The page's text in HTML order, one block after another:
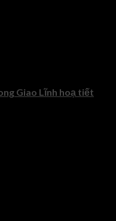
Giao Lĩnh hoạ tiết